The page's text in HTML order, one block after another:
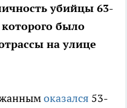
убийцы 63-
было
на улице
оказался 53-